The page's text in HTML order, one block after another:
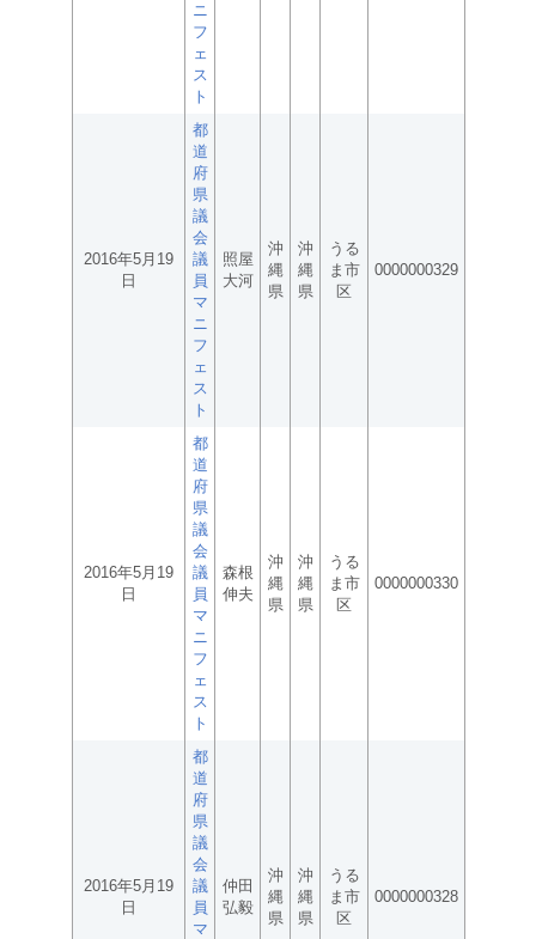
ニ
フ
ェ
ス
ト
2016年5月19
日
都
道
府
県
議
会
議
員
マ
ニ
フ
ェ
ス
ト
照屋
大河
沖
縄
県
沖
縄
県
うる
ま市
区
0000000329
2016年5月19
日
都
道
府
県
議
会
議
員
マ
ニ
フ
ェ
ス
ト
森根
伸夫
沖
縄
県
沖
縄
県
うる
ま市
区
0000000330
2016年5月19
日
都
道
府
県
議
会
議
員
マ
仲田
弘毅
沖
縄
県
沖
縄
県
うる
ま市
区
0000000328